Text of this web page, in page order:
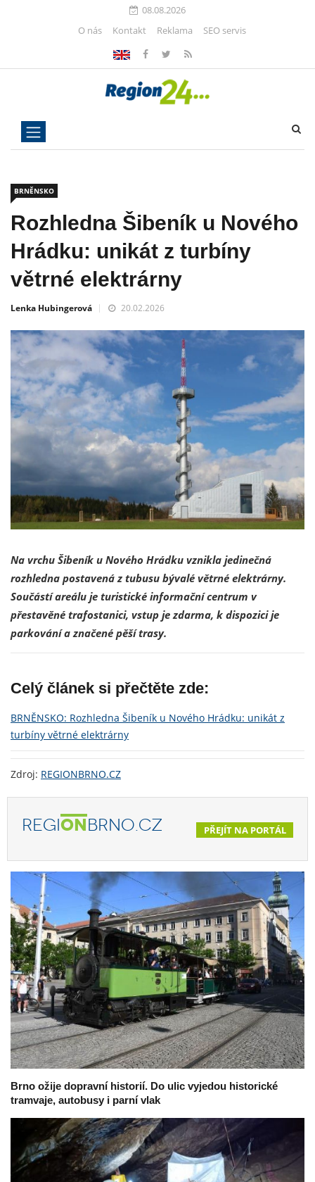
08.08.2026
O nás
Kontakt Reklama SEO servis
BRNĚNSKO
Rozhledna Šibeník u Nového
Hrádku: unikát z turbíny
větrné elektrárny
Lenka Hubingerová 20.02.2026
Na vrchu Šibeník u Nového Hrádku vznikla jedinečná
rozhledna postavená z tubusu bývalé větrné elektrárny.
Součástí areálu je turistické informační centrum v
přestavěné trafostanici, vstup je zdarma, k dispozici je
parkování a značené pěší trasy.
Celý článek si přečtěte zde:
BRNĚNSKO: Rozhledna Šibeník u Nového Hrádku: unikát z
turbíny větrné elektrárny
Zdroj: REGIONBRNO.CZ
REGIONBRNO.CZ PŘEJÍT NA PORTÁL
Brno ožije dopravní historií. Do ulic vyjedou historické
tramvaje, autobusy i parní vlak